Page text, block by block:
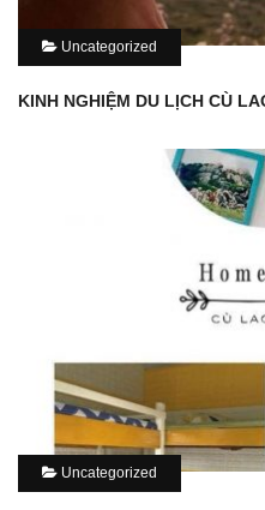
Uncategorized
KINH NGHIỆM DU LỊCH CÙ
Uncategorized